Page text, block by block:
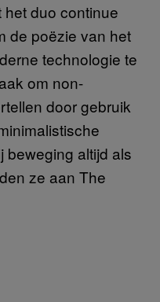
duo continue
de poëzie van het
technologie te
om non-
door gebruik
beweging altijd als
ze aan The